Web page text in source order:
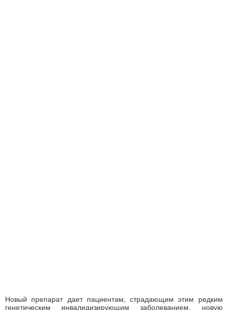
Новый препарат дает пациентам, страдающим этим редким
генетическим инвалидизирующим заболеванием, новую